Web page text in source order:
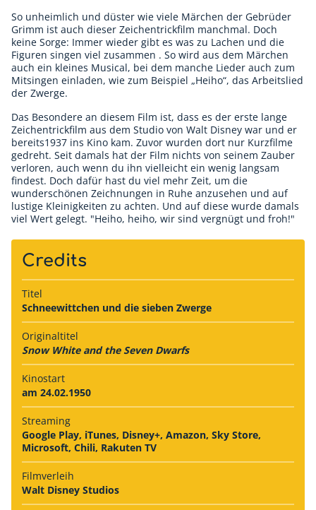
So unheimlich und düster wie viele Märchen der Gebrüder
Grimm ist auch dieser Zeichentrickfilm manchmal. Doch
keine Sorge: Immer wieder gibt es was zu Lachen und die
Figuren singen viel zusammen . So wird aus dem Märchen
auch ein kleines Musical, bei dem manche Lieder auch zum
Mitsingen einladen, wie zum Beispiel „Heiho“, das Arbeitslied
der Zwerge.
Das Besondere an diesem Film ist, dass es der erste lange
Zeichentrickfilm aus dem Studio von Walt Disney war und er
bereits1937 ins Kino kam. Zuvor wurden dort nur Kurzfilme
gedreht. Seit damals hat der Film nichts von seinem Zauber
verloren, auch wenn du ihn vielleicht ein wenig langsam
findest. Doch dafür hast du viel mehr Zeit, um die
wunderschönen Zeichnungen in Ruhe anzusehen und auf
lustige Kleinigkeiten zu achten. Und auf diese wurde damals
viel Wert gelegt. "Heiho, heiho, wir sind vergnügt und froh!"
Credits
Titel
Schneewittchen und die sieben Zwerge
Originaltitel
Snow White and the Seven Dwarfs
Kinostart
am 24.02.1950
Streaming
Google Play, iTunes, Disney+, Amazon, Sky Store,
Microsoft, Chili, Rakuten TV
Filmverleih
Walt Disney Studios